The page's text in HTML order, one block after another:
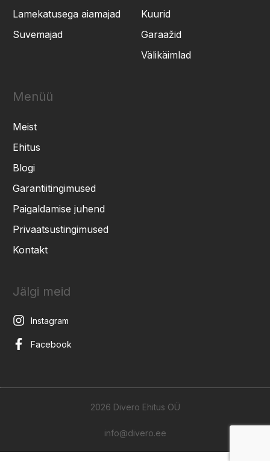
Lamekatusega aiamajad
Suvemajad
Kuurid
Garaažid
Välikäimlad
Menüü
Meist
Ehitus
Blogi
Garantiitingimused
Paigaldamise juhend
Privaatsustingimused
Kontakt
Jälgi meid
Instagram
Facebook
2026 Divero Ehitus OÜ
info@divero.ee
Võta ühendust